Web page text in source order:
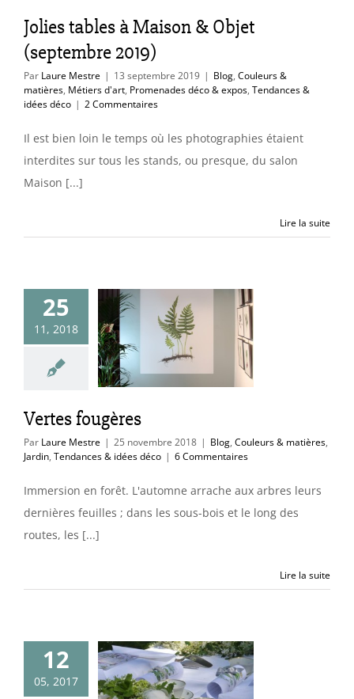
déco
Jolies tables à Maison & Objet
(septembre 2019)
Par Laure Mestre | 13 septembre 2019 | Blog, Couleurs &
matières, Métiers d'art, Promenades déco & expos, Tendances &
idées déco | 2 Commentaires
Il est bien loin le temps où les photographies étaient
interdites sur tous les stands, ou presque, du salon
Maison [...]
Lire la suite
25
11, 2018
fougères
& idées
Vertes fougères
Par Laure Mestre | 25 novembre 2018 | Blog, Couleurs & matières,
Jardin, Tendances & idées déco | 6 Commentaires
Immersion en forêt. L'automne arrache aux arbres leurs
dernières feuilles ; dans les sous-bois et le long des
routes, les [...]
Lire la suite
12
05, 2017
une fois…